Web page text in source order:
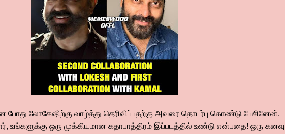
போது லோகேஷிற்கு வாழ்த்து தெரிவிப்பதற்கு அவரை தொடர்பு கொண்டு பேசினேன்.
ஒரு முக்கியமான கதாபாத்திரம் இப்படத்தில் உண்டு என்பதை! ஒரு கனவு